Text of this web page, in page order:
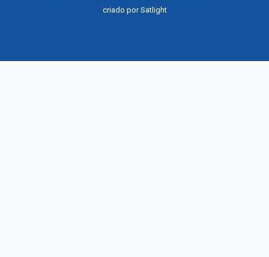
criado porSatlight